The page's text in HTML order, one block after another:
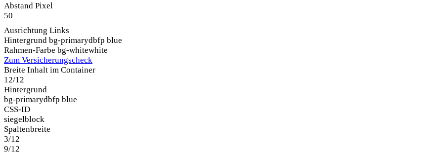
Abstand Pixel
50
Ausrichtung Links
Hintergrund bg-primarydbfp blue
Rahmen-Farbe bg-whitewhite
Zum Versicherungscheck
Breite Inhalt im Container
12/12
Hintergrund
bg-primarydbfp blue
CSS-ID
siegelblock
Spaltenbreite
3/12
9/12